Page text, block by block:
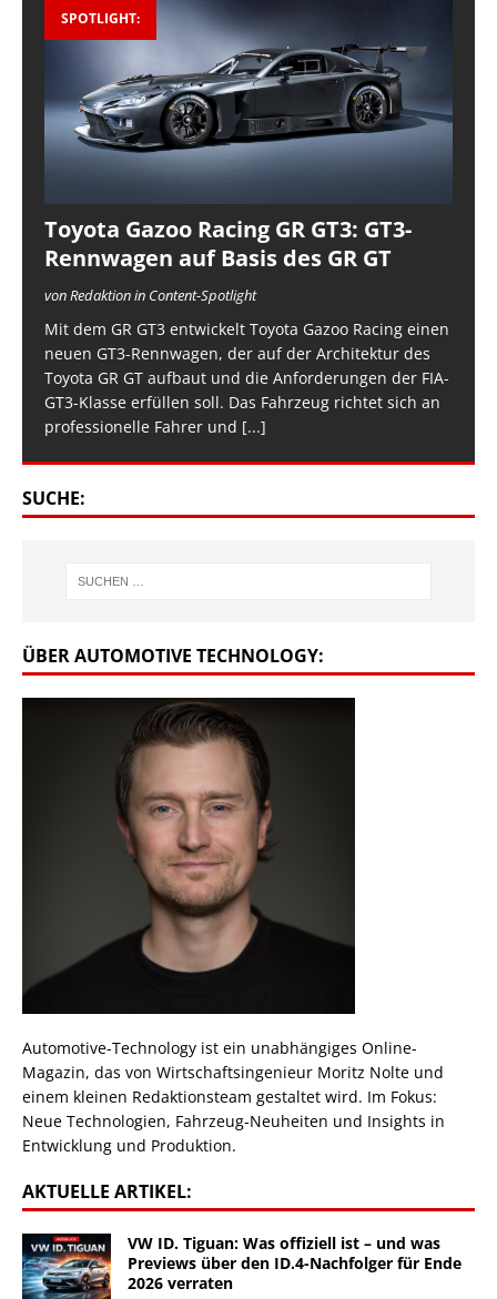
SPOTLIGHT:
Toyota Gazoo Racing GR GT3: GT3-
Rennwagen auf Basis des GR GT
von Redaktion in Content-Spotlight
Mit dem GR GT3 entwickelt Toyota Gazoo Racing einen
neuen GT3-Rennwagen, der auf der Architektur des
Toyota GR GT aufbaut und die Anforderungen der FIA-
GT3-Klasse erfüllen soll. Das Fahrzeug richtet sich an
professionelle Fahrer und [...]
SUCHE:
ÜBER AUTOMOTIVE TECHNOLOGY:
Automotive-Technology ist ein unabhängiges Online-
Magazin, das von Wirtschaftsingenieur Moritz Nolte und
einem kleinen Redaktionsteam gestaltet wird. Im Fokus:
Neue Technologien, Fahrzeug-Neuheiten und Insights in
Entwicklung und Produktion.
AKTUELLE ARTIKEL:
VW ID. Tiguan: Was offiziell ist – und was
Previews über den ID.4-Nachfolger für Ende
2026 verraten